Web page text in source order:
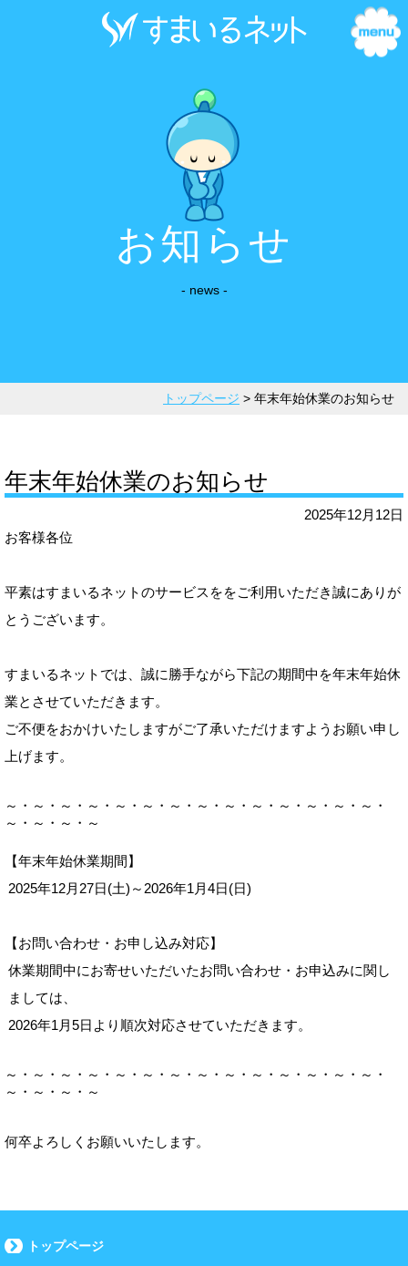
お知らせ
- news -
トップページ > 年末年始休業のお知らせ
年末年始休業のお知らせ
2025年12月12日
お客様各位
平素はすまいるネットのサービスををご利用いただき誠にありが
とうございます。
すまいるネットでは、誠に勝手ながら下記の期間中を年末年始休
業とさせていただきます。
ご不便をおかけいたしますがご了承いただけますようお願い申し
上げます。
～・～・～・～・～・～・～・～・～・～・～・～・～・～・
～・～・～・～
【年末年始休業期間】
2025年12月27日(土)～2026年1月4日(日)
【お問い合わせ・お申し込み対応】
休業期間中にお寄せいただいたお問い合わせ・お申込みに関し
ましては、
2026年1月5日より順次対応させていただきます。
～・～・～・～・～・～・～・～・～・～・～・～・～・～・
～・～・～・～
何卒よろしくお願いいたします。
トップページ